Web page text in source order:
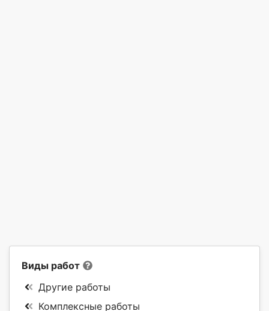
Виды работ
Другие работы
Комплексные работы